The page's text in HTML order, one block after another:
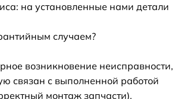
на установленные нами детали
случаем?
возникновение неисправности,
связан с выполненной работой
монтаж запчасти).